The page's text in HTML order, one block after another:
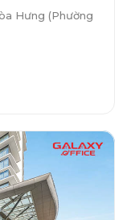
Hưng (Phường